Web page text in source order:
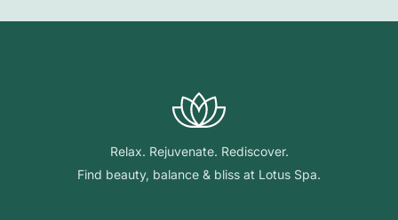
Relax. Rejuvenate. Rediscover.
Find beauty, balance & bliss at Lotus Spa.